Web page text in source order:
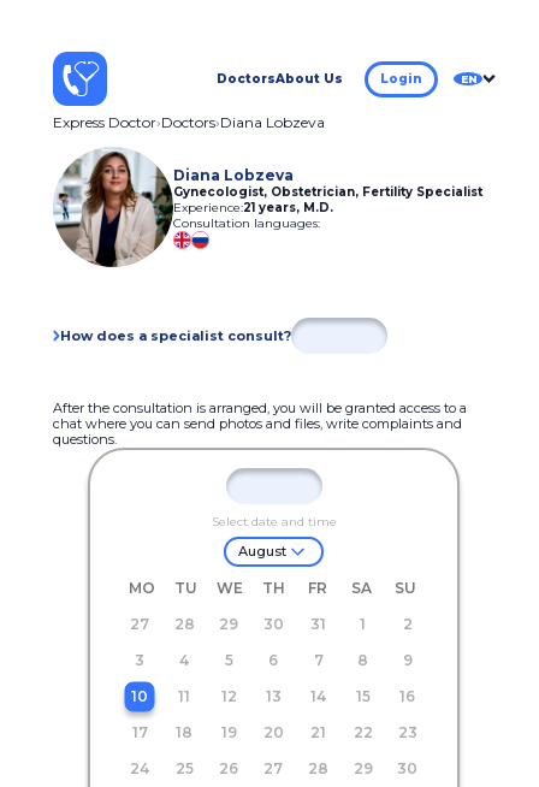
DoctorsAbout Us Login EN
Express Doctor Doctors Diana Lobzeva
Diana Lobzeva
Gynecologist, Obstetrician, Fertility Specialist
Experience:21 years, M.D.
Consultation languages:
How does a specialist consult?
After the consultation is arranged, you will be granted access to a
chat where you can send photos and files, write complaints and
questions.
Select date and time
August
MO TU WE TH FR SA
SU
27
28 29 30 31 1
2
3
4 5 6 7 8
9
10
11 12 13 14 15
16
17
18 19 20 21 22
23
24
25 26 27 28 29
30